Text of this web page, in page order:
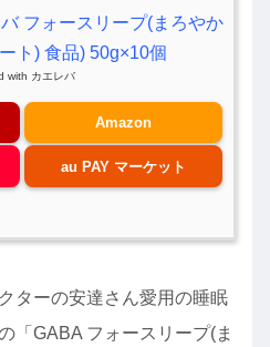
フォースリープ(まろやか
ト) 食品) 50g×10個
with カエレバ
Amazon
au PAY マーケット
ターの安達さん愛用の睡眠
「GABA フォースリープ(ま